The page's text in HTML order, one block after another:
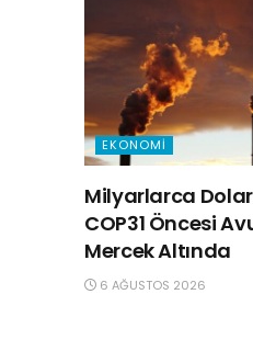
EKONOMI
Milyarlarca Dolar
COP31 Öncesi
Mercek Altında
6 AĞUSTOS 2026